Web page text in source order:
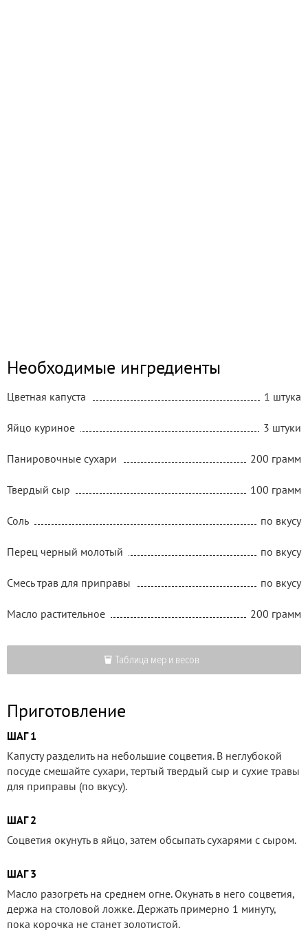
Необходимые ингредиенты
Цветная капуста 1 штука
Яйцо куриное 3 штуки
Панировочные сухари 200 грамм
Твердый сыр 100 грамм
Соль по вкусу
Перец черный молотый по вкусу
Смесь трав для приправы по вкусу
Масло растительное 200 грамм
Таблица мер и весов
Приготовление
ШАГ 1
Капусту разделить на небольшие соцветия. В неглубокой
посуде смешайте сухари, тертый твердый сыр и сухие травы
для приправы (по вкусу).
ШАГ 2
Соцветия окунуть в яйцо, затем обсыпать сухарями с сыром.
ШАГ 3
Масло разогреть на среднем огне. Окунать в него соцветия,
держа на столовой ложке. Держать примерно 1 минуту,
пока корочка не станет золотистой.